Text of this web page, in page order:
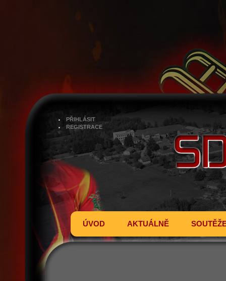
PŘIHLÁSIT
REGISTRACE
ÚVOD AKTUÁLNĚ